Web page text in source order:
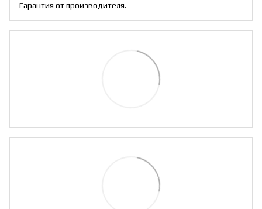
Гарантия от производителя.